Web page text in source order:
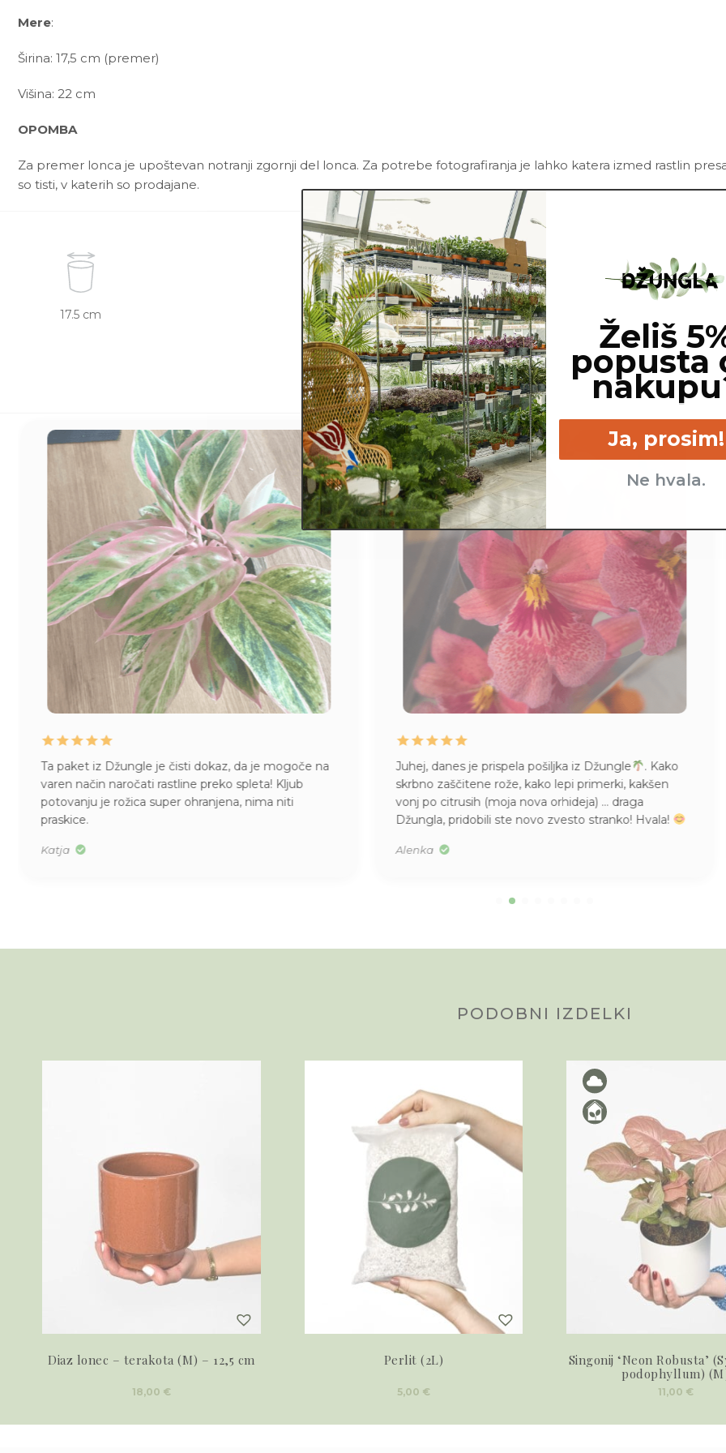
Mere:
Širina: 17,5 cm (premer)
Višina: 22 cm
OPOMBA
Za premer lonca je upoštevan notranji zgornji del lonca. Za potrebe fotografiranja je lahko katera izmed rastlin
so tisti, v katerih so prodajane.
17.5 cm
Ta paket iz Džungle je čisti dokaz, da je mogoče na
varen način naročati rastline preko spleta! Kljub
potovanju je rožica super ohranjena, nima niti
praskice.
Katja
Juhej, danes je prispela pošiljka iz Džungle
. Kako
skrbno zaščitene rože, kako lepi primerki, kakšen
vonj po citrusih (moja nova orhideja) … draga
Džungla, pridobili ste novo zvesto stranko! Hvala!
Alenka
PODOBNI IZDELKI
Diaz lonec – terakota (M) – 12,5 cm
18,00 €
Perlit (2L)
5,00 €
Singonij ‘Neon Robusta’
podophyllum)
11,00 €
Želiš
popusta
Ja, prosim!
Ne hvala.